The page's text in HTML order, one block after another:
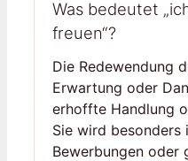
Was bedeutet
freuen“?
Die Redewendung
Erwartung oder
erhoffte Handlung
Sie wird besonders
Bewerbungen oder